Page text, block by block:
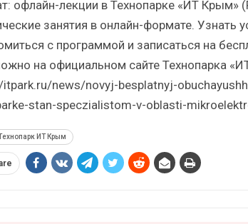
офлайн-лекции в Технопарке «ИТ Крым»
занятия в онлайн-формате. Узнать
с программой и записаться на
на официальном сайте Технопарка
news/novyj-besplatnyj-
stan-speczialistom-v-oblasti-
ИТ Крым